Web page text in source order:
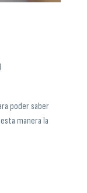
poder saber
manera la